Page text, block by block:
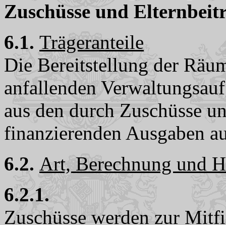
Zuschüsse und
6.1. Trägeranteile
Die Bereitstellung der
anfallenden
aus den durch Zuschüsse
finanzierenden Ausgaben
6.2. Art, Berechnung und
6.2.1.
Zuschüsse werden zur